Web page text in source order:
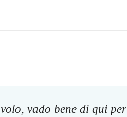
vado bene di qui